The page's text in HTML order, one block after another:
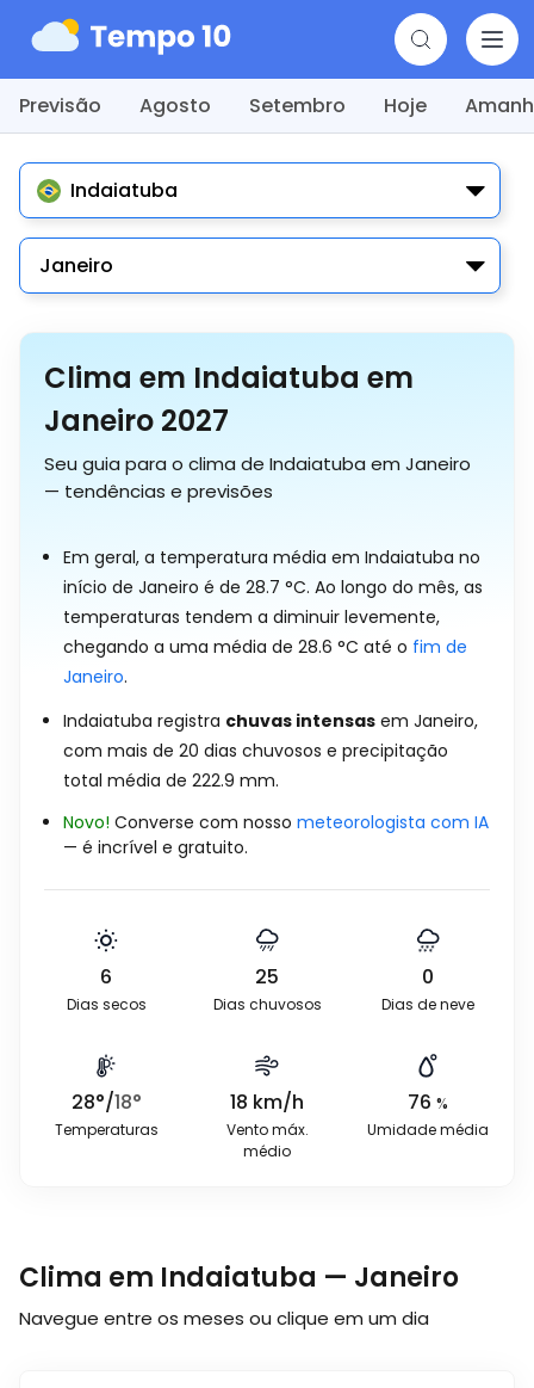
Previsão Agosto Setembro Hoje
Indaiatuba
Janeiro
Clima em Indaiatuba em
Janeiro 2027
Seu guia para o clima de Indaiatuba em Janeiro
— tendências e previsões
Em geral, a temperatura média em Indaiatuba no
início de Janeiro é de 28.7 °C. Ao longo do mês, as
temperaturas tendem a diminuir levemente,
chegando a uma média de 28.6 °C até o fim de
Janeiro.
Indaiatuba registra chuvas intensas em Janeiro,
com mais de 20 dias chuvosos e precipitação
total média de 222.9 mm.
Novo! Converse com nosso meteorologista com IA
— é incrível e gratuito.
6
Dias secos
25
Dias chuvosos
0
Dias de neve
28°/18°
Temperaturas
18 km/h
Vento máx.
médio
76 %
Umidade média
Clima em Indaiatuba — Janeiro
Navegue entre os meses ou clique em um dia